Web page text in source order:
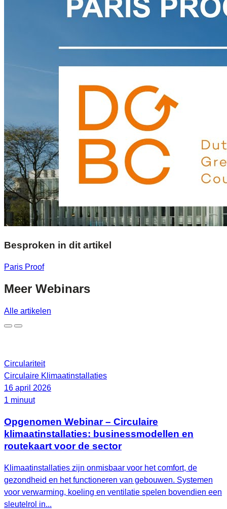
Besproken in dit artikel
Paris Proof
Meer Webinars
Alle artikelen
Circulariteit
Circulaire Klimaatinstallaties
16 april 2026
1 minuut
Opgenomen Webinar – Circulaire
klimaatinstallaties: businessmodellen en
routekaart voor de sector
Klimaatinstallaties zijn onmisbaar voor het comfort, de
gezondheid en het functioneren van gebouwen. Systemen
voor verwarming, koeling en ventilatie spelen bovendien een
sleutelrol in...